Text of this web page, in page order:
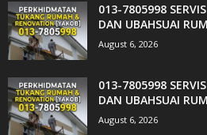
013-7805998
DAN UBAHSUAI
August 6, 2026
013-7805998
DAN UBAHSUAI
August 6, 2026